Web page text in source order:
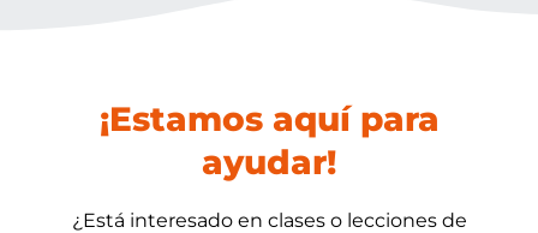
¡Estamos aquí para
ayudar!
¿Está interesado en clases o lecciones de